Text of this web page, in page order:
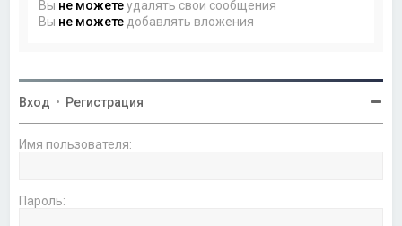
Вы не можетеудалять свои сообщения
Вы не можете добавлять вложения
Вход • Регистрация
Имя пользователя:
Пароль: